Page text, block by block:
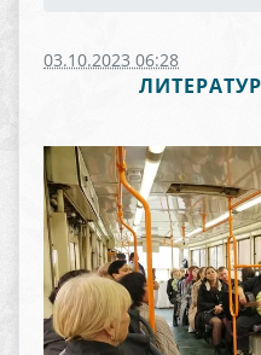
03.10.2023 06:28